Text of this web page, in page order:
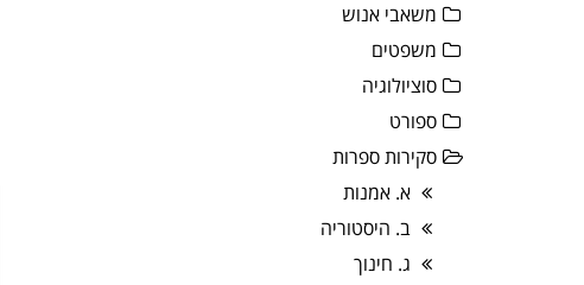
משאבי אנוש
משפטים
סוציולוגיה
ספורט
סקירות ספרות
א. אמנות
ב. היסטוריה
ג. חינוך